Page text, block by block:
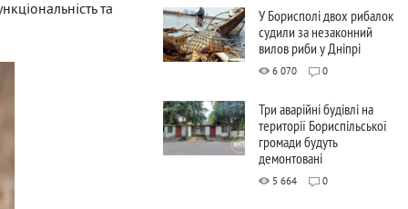
та
У Борисполі двох рибалок
судили за незаконний
вилов риби у Дніпрі
6 070 0
Три аварійні будівлі на
території Бориспільської
громади будуть
демонтовані
5 664 0